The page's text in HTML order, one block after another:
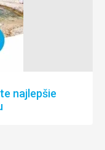
najlepšie